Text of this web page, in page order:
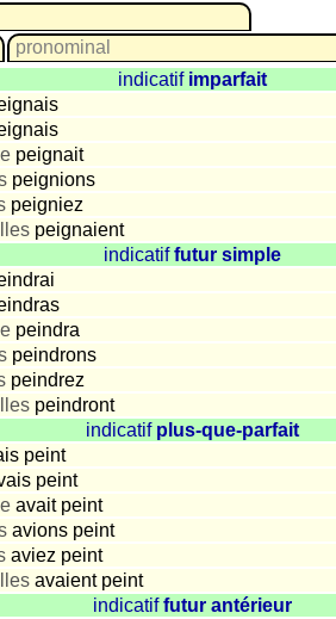
pronominal
indicatif imparfait
peignait
peignions
peigniez
peignaient
indicatiffutur simple
peindra
peindrons
peindrez
peindront
indicatif plus-que-parfait
peint
peint
avait peint
avions peint
aviez peint
avaient peint
indicatiffutur antérieur